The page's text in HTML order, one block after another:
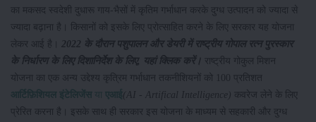
का मकसद स्वदेशी दुधारू गाय-भैसों में कृतिम गर्भाधान करके दुग्ध उत्पादन को ज्यादा से
ज्यादा बढ़ाना है। किसानों को इसके लिए प्रोत्साहित करने के लिए सरकार यह योजना
लेकर आई है।
2022 के दौरान पशुपालन और डेयरी में राष्ट्रीय गोपाल रत्न पुरस्कार
के निर्धारण के लिए दिशानिर्देश के लिए, यहां क्लिक करें। राष्ट्रीय गोकुल मिशन
योजना का एक अन्य उद्देश्य कृत्रिम गर्भाधान तकनीशियनों को 100 प्रतिशत
आर्टिफ़िशियल इंटेलिजेंसया एआई(AI - Artifical Intelligence) कवरेज लेने के लिए
प्रेरित करना है। इसके साथ ही सरकार इस योजना के माध्यम से सहकारी और दुग्ध